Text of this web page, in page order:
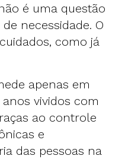
é uma questão
necessidade. O
como já
apenas em
vividos com
ao controle
e
das pessoas na